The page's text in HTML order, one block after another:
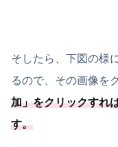
そしたら、下図の様
るので、その画像を
加」をクリックすれ
す。